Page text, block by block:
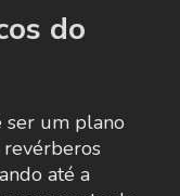
do
ser um plano
revérberos
até a